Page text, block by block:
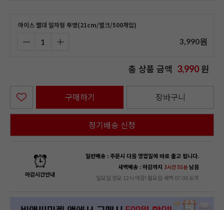
아이스 빨대 일자형 투명(21cm/벌크/500개입)
3,990원
총 상품 금액 3,990 원
구매하기 장바구니
정기배송 신청
마감시간안내
일반배송 : 주문시 다음 영업일에 바로 출고 됩니다.
새벽배송 : 마감까지 3시간 55분남음
일요일 정오 12시 마감! 월요일 새벽 07:00 도착